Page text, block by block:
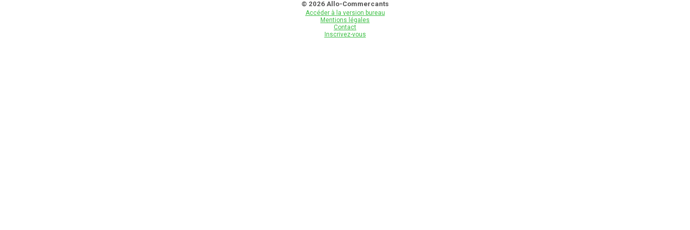
© 2026 Allo-Commercants
Accéder à la version bureau
Mentions légales
Contact
Inscrivez-vous